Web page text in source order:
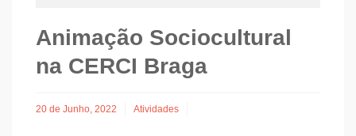
Animação Sociocultural
na CERCI Braga
20 de Junho, 2022 Atividades